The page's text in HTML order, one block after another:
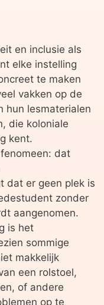
en inclusie als
elke instelling
te maken
vakken op de
hun lesmaterialen
die koloniale
kent.
dat
dat er geen plek is
zonder
aangenomen.
is het
sommige
makkelijk
een rolstoel,
of andere
op te